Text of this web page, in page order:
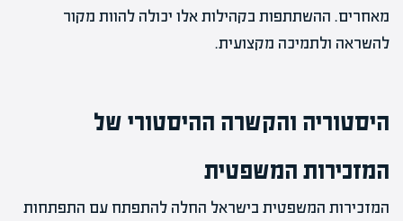
מאחרים. ההשתתפות בקהילות אלו יכולה להוות מקור
להשראה ולתמיכה מקצועית.
היסטוריה והקשרה ההיסטורי של
המזכירות המשפטית
המזכירות המשפטית בישראל החלה להתפתח עם התפתחות